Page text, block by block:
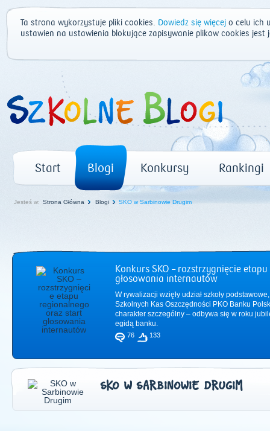
Ta strona wykorzystuje pliki cookies. Dowiedz się więcej o celu ich
ustawień na ustawienia blokujące zapisywanie plików cookies
Start Blogi Konkursy Rankingi
Jesteś w: Strona Główna Blogi SKO w Sarbinowie Drugim
Konkurs SKO – rozstrzygnięcie
głosowania internautów
W rywalizacji wzięły udział szkoły
Szkolnych Kas Oszczędności PKO Banku
charakter szczególny – odbywa się w roku
egidą banku.
76 133
SKO W SARBINOWIE DRUGIM